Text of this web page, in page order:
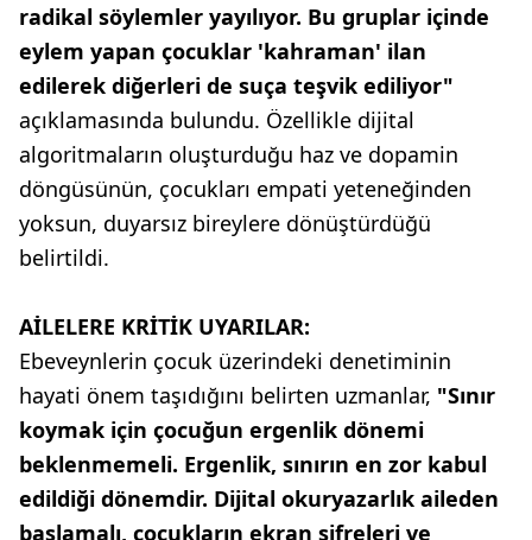
radikal söylemler yayılıyor. Bu gruplar içinde
eylem yapan çocuklar 'kahraman' ilan
edilerek diğerleri de suça teşvik ediliyor"
açıklamasında bulundu. Özellikle dijital
algoritmaların oluşturduğu haz ve dopamin
döngüsünün, çocukları empati yeteneğinden
yoksun, duyarsız bireylere dönüştürdüğü
belirtildi.
AİLELERE KRİTİK UYARILAR:
Ebeveynlerin çocuk üzerindeki denetiminin
hayati önem taşıdığını belirten uzmanlar, "Sınır
koymak için çocuğun ergenlik dönemi
beklenmemeli. Ergenlik, sınırın en zor kabul
edildiği dönemdir. Dijital okuryazarlık aileden
başlamalı, çocukların ekran şifreleri ve